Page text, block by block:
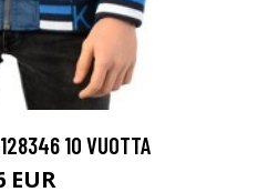
10 VUOTTA
EUR